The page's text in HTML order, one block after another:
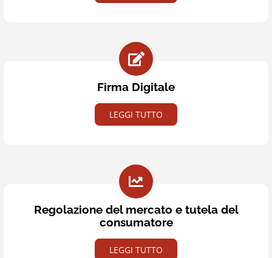
Firma Digitale
LEGGI TUTTO
Regolazione del mercato e tutela del
consumatore
LEGGI TUTTO